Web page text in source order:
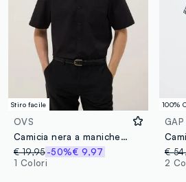
Stiro facile
OVS
Camicia nera a maniche corte con colletto classico
€ 19,95-50%€ 9,97
1 Colori
100%
GAP
€
2